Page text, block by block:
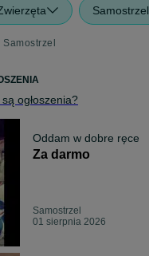
Samostrzel
ogłoszenia?
Oddam w dobre ręce
Za darmo
Samostrzel
01 sierpnia 2026